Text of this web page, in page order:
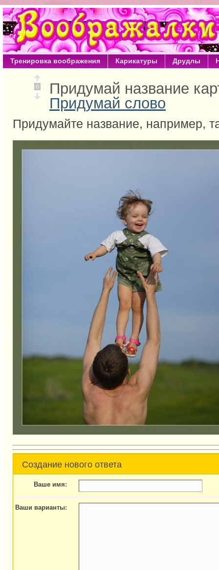
Тренировка воображения Карикатуры Друдлы
0
Придумай название
Придумай слово
Придумайте название, например,
Создание нового ответа
Ваше имя:
Ваши варианты: